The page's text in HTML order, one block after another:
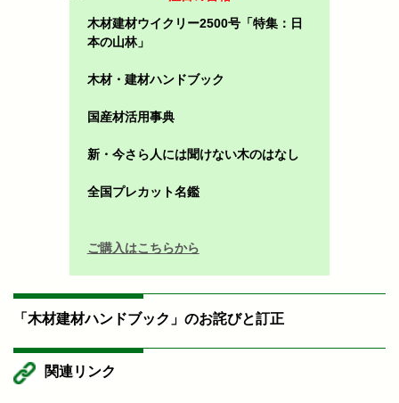
木材建材ウイクリー2500号「特集：日
本の山林」
木材・建材ハンドブック
国産材活用事典
新・今さら人には聞けない木のはなし
全国プレカット名鑑
ご購入はこちらから
「木材建材ハンドブック」のお詫びと訂正
関連リンク